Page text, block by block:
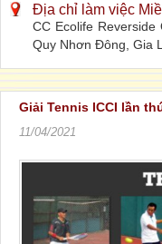
Địa chỉ làm việc
CC Ecolife
Quy Nhơn Đông, Gia
Giải Tennis ICCI lần
11/04/2021